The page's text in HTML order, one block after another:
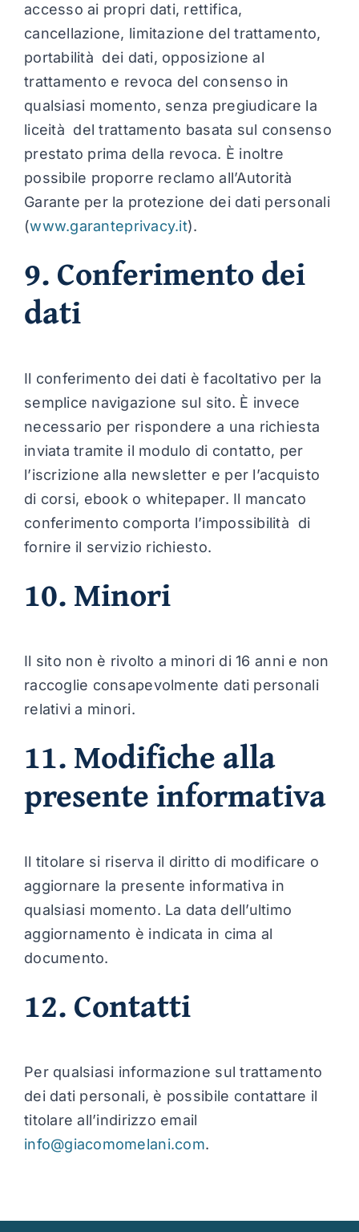
accesso ai propri dati, rettifica,
cancellazione, limitazione del trattamento,
portabilità dei dati, opposizione al
trattamento e revoca del consenso in
qualsiasi momento, senza pregiudicare la
liceità del trattamento basata sul consenso
prestato prima della revoca. È inoltre
possibile proporre reclamo all’Autorità
Garante per la protezione dei dati personali
(www.garanteprivacy.it).
9. Conferimento dei
dati
Il conferimento dei dati è facoltativo per la
semplice navigazione sul sito. È invece
necessario per rispondere a una richiesta
inviata tramite il modulo di contatto, per
l’iscrizione alla newsletter e per l’acquisto
di corsi, ebook o whitepaper. Il mancato
conferimento comporta l’impossibilità di
fornire il servizio richiesto.
10. Minori
Il sito non è rivolto a minori di 16 anni e non
raccoglie consapevolmente dati personali
relativi a minori.
11. Modifiche alla
presente informativa
Il titolare si riserva il diritto di modificare o
aggiornare la presente informativa in
qualsiasi momento. La data dell’ultimo
aggiornamento è indicata in cima al
documento.
12. Contatti
Per qualsiasi informazione sul trattamento
dei dati personali, è possibile contattare il
titolare all’indirizzo email
info@giacomomelani.com.